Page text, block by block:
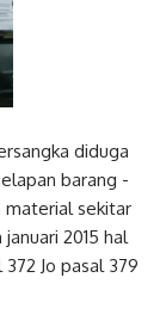
diduga
barang -
material sekitar
2015 hal
Jo pasal 379